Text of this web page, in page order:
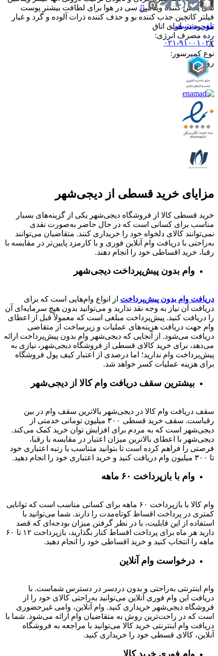
سی پخش کننده ویتامین سی در هوا برای لطافت بیشتر پوست
فیلتر کاتچین جذب کننده بو و حذف کننده ذرات آلوده و گرد و غبار
موجود در هوای اتاق
رده مصرف انرژی:
A
نوع کمپرسور :
روتاری
تلفن پشتیبانی
۰۲۱-۹۱۰۰۱۰۲۲
مزایای خرید قسطی از دیجی‌شهر
خرید قسطی کالا از فروشگاه دیجی‌شهر یکی از گزینه‌های بسیار
مناسب برای کسانی است که در حال حاضر به‌صورت نقدی
نمی‌توانند کالای دلخواه خود را خریداری کنند. متقاضیان می‌توانند
به‌راحتی با دریافت وام آنلاین فوری و با کارمزد پایین‌تر در مقایسه با
رقبا، خرید اقساطی خود را انجام دهند.
وام بدون پیش‌پرداخت‌ دیجی‌شهر
دریافت وام بدون پیش‌پرداخت از انواع وام‌هایی است که برای
دریافت آن نیاز به وجه نقد ندارید و می‌توانید بدون هیچ سرمایه‌ای آن
را دریافت کنید. پیش‌پرداخت مبلغی است که معمولاً قبل از اعطای
وام جهت دریافت هزینه‌های عملیات و زیرساخت از متقاضی
دریافت می‌شود. از آنجایی که دیجی‌شهر وام بدون پیش‌پرداخت ارائه
می‌دهد، برای خرید کالای قسطی از فروشگاه دیجی‌شهر، نیازی به
پیش‌پرداخت وام ندارید؛ اما درصدی از اعتبار کیف پول فروشگاه
برای هزینه عملیات کسر خواهد شد.
بیشترین سقف دریافت وام کالا از دیجی‌شهر
سقف دریافت وام کالا در دیجی‌شهر بالاترین سقف وام در بین
رقباست. سقف خرید قسطی ۳۰۰ میلیون تومانی خدمتی از
دیجی‌شهر است که به مردم برای افزایش توان خرید کمک می‌کند.
دیجی‌شهر با اعطای بالاترین میزان اعتبار در مقایسه با رقبا،
فرصتی را فراهم کرده است تا بتوانید متناسب با رتبه اعتباری خود
تا ۳۰۰ میلیون وام دریافت کنید و خرید اعتباری خود را انجام دهید.
وام با بازپرداخت ۶۰ ماهه
وام کالا با بازپرداخت ۶۰ ماهه برای کسانی مناسب است که توانایی
کمتری در پرداخت اقساط کوتاه‌مدت را دارند. شما می‌توانید با
استفاده از این قابلیت، با در نظر گرفتن میزان بودجه‌ای که قصد
دارید هر ماه برای پرداخت اقساط کنار بگذارید، بازپرداخت ۱۲ تا ۶۰
ماهه را انتخاب کنید و خرید اقساطی خود را انجام دهید.
درخواست وام آنلاین
وام اینترنتی به‌راحتی و بدون دردسر در دسترس شماست. با
دریافت این وام فوری آنلاین می‌توانید به‌راحتی کالای خود را از
فروشگاه دیجی‌شهر خریداری کنید. وام آنلاین، وامی غیرحضوری
است که در راحت‌ترین روش به متقاضیان وام ارائه می‌شود. شما با
دریافت وام اینترنتی خرید کالا می‌توانید با مراجعه به فروشگاه
آنلاین، کالای قسطی خود را خریداری کنید.
وام فوری خرید کالا